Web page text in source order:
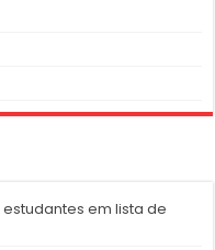
em lista de